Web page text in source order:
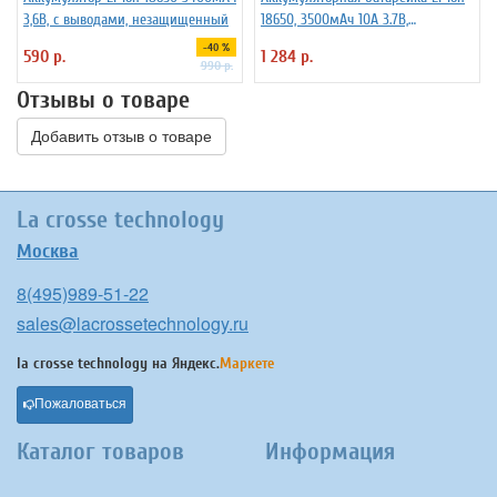
3,6В, с выводами, незащищенный
590 р. -40 %
990 р.
18650, 3500мАч 10A 3.7В,
1 284 р.
Отзывы о товаре
Добавить отзыв о товаре
La crosse technology
Москва
8(495)989-51-22
sales@lacrossetechnology.ru
la crosse technology на Яндекс.Маркете
Пожаловаться
Каталог товаров Информация